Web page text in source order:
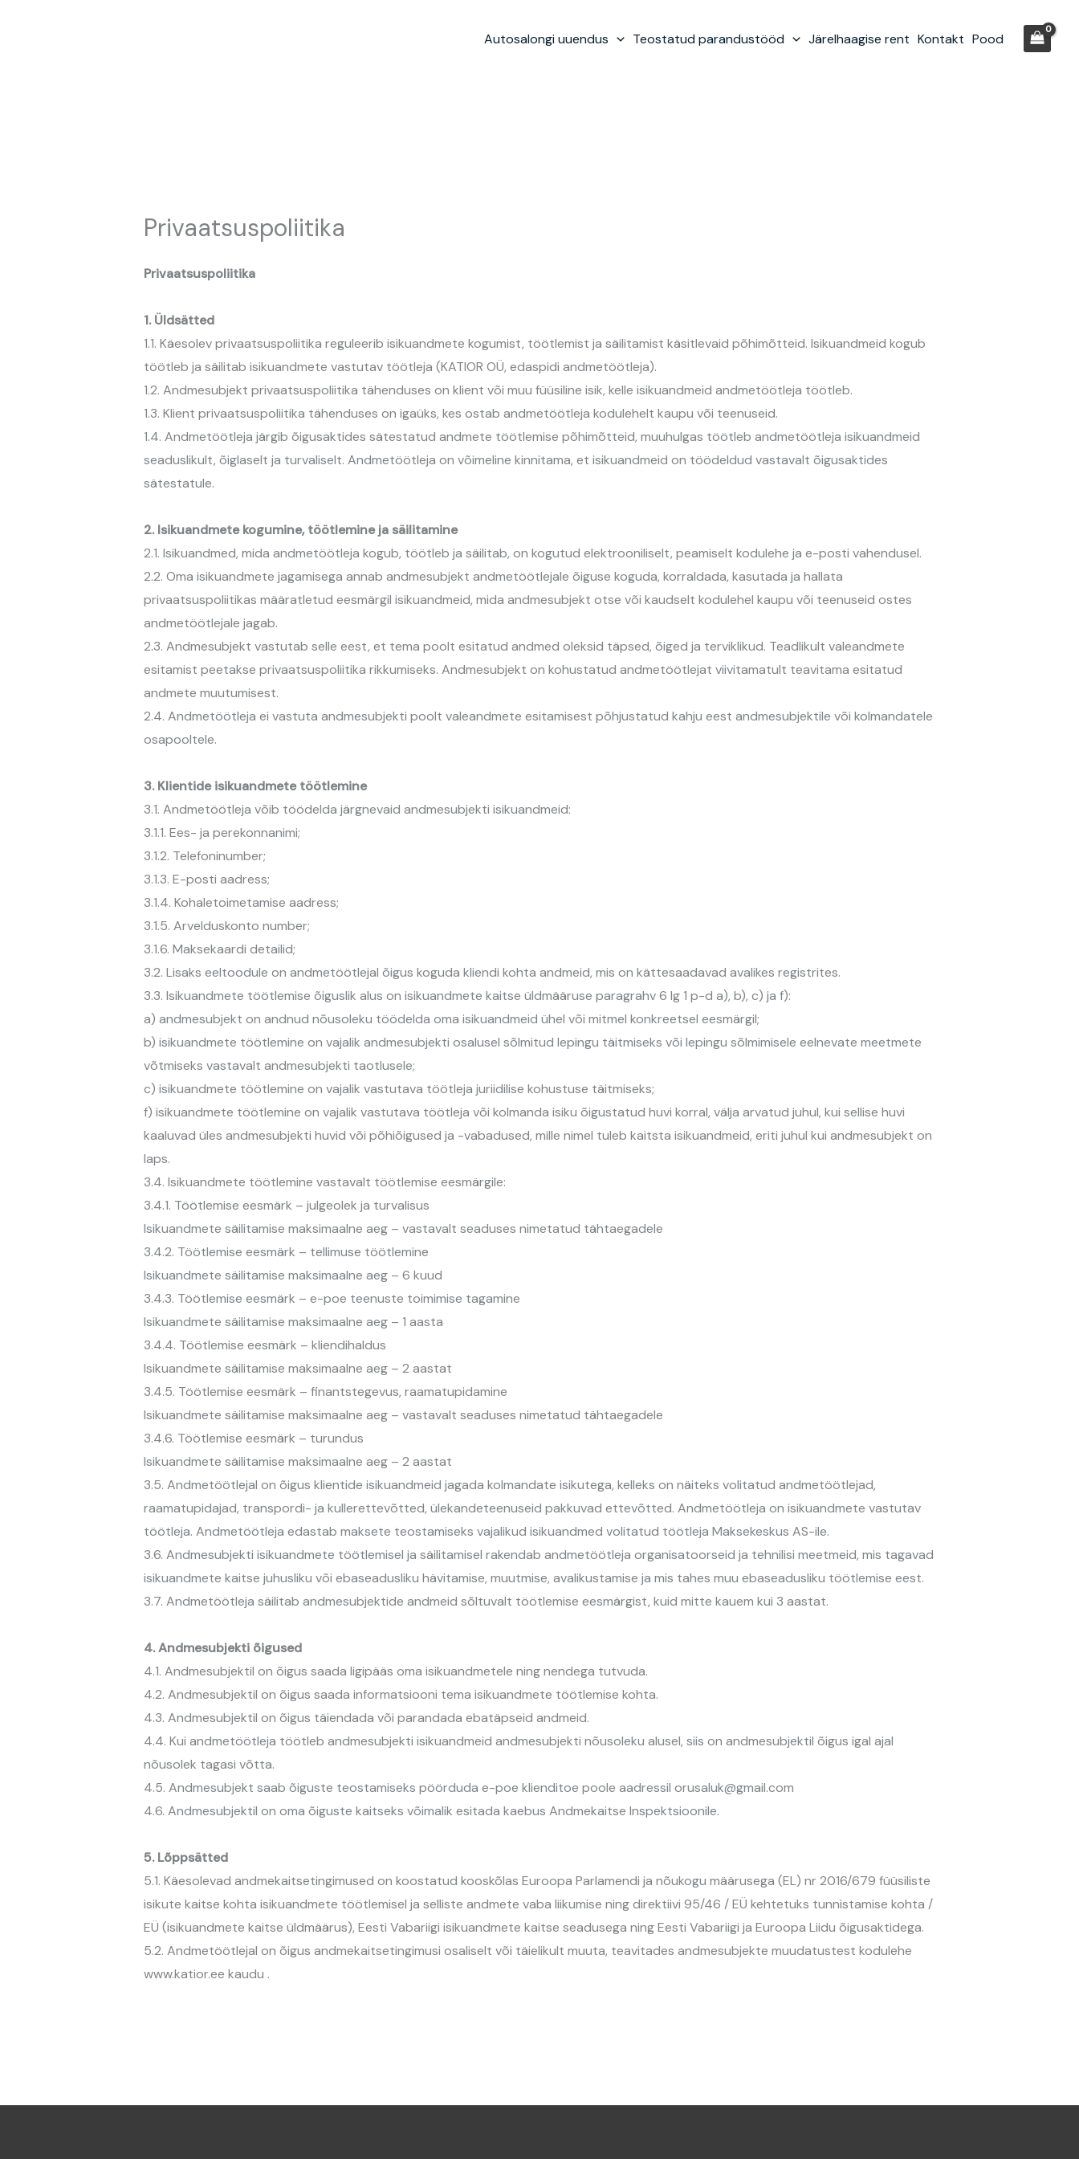
Autosalongi uuendus Teostatud parandustööd Järelhaagise rent Kontakt Pood
Privaatsuspoliitika
Privaatsuspoliitika
1. Üldsätted
1.1. Käesolev privaatsuspoliitika reguleerib isikuandmete kogumist, töötlemist ja säilitamist käsitlevaid põhimõtteid. Isikuandmeid kogub
töötleb ja säilitab isikuandmete vastutav töötleja (KATIOR OÜ, edaspidi andmetöötleja).
1.2. Andmesubjekt privaatsuspoliitika tähenduses on klient või muu füüsiline isik, kelle isikuandmeid andmetöötleja töötleb.
1.3. Klient privaatsuspoliitika tähenduses on igaüks, kes ostab andmetöötleja kodulehelt kaupu või teenuseid.
1.4. Andmetöötleja järgib õigusaktides sätestatud andmete töötlemise põhimõtteid, muuhulgas töötleb andmetöötleja isikuandmeid
seaduslikult, õiglaselt ja turvaliselt. Andmetöötleja on võimeline kinnitama, et isikuandmeid on töödeldud vastavalt õigusaktides
sätestatule.
2. Isikuandmete kogumine, töötlemine ja säilitamine
2.1. Isikuandmed, mida andmetöötleja kogub, töötleb ja säilitab, on kogutud elektrooniliselt, peamiselt kodulehe ja e-posti vahendusel.
2.2. Oma isikuandmete jagamisega annab andmesubjekt andmetöötlejale õiguse koguda, korraldada, kasutada ja hallata
privaatsuspoliitikas määratletud eesmärgil isikuandmeid, mida andmesubjekt otse või kaudselt kodulehel kaupu või teenuseid ostes
andmetöötlejale jagab.
2.3. Andmesubjekt vastutab selle eest, et tema poolt esitatud andmed oleksid täpsed, õiged ja terviklikud. Teadlikult valeandmete
esitamist peetakse privaatsuspoliitika rikkumiseks. Andmesubjekt on kohustatud andmetöötlejat viivitamatult teavitama esitatud
andmete muutumisest.
2.4. Andmetöötleja ei vastuta andmesubjekti poolt valeandmete esitamisest põhjustatud kahju eest andmesubjektile või kolmandatele
osapooltele.
3. Klientide isikuandmete töötlemine
3.1. Andmetöötleja võib töödelda järgnevaid andmesubjekti isikuandmeid:
3.1.1. Ees- ja perekonnanimi;
3.1.2. Telefoninumber;
3.1.3. E-posti aadress;
3.1.4. Kohaletoimetamise aadress;
3.1.5. Arvelduskonto number;
3.1.6. Maksekaardi detailid;
3.2. Lisaks eeltoodule on andmetöötlejal õigus koguda kliendi kohta andmeid, mis on kättesaadavad avalikes registrites.
3.3. Isikuandmete töötlemise õiguslik alus on isikuandmete kaitse üldmääruse paragrahv 6 lg 1 p-d a), b), c) ja f):
a) andmesubjekt on andnud nõusoleku töödelda oma isikuandmeid ühel või mitmel konkreetsel eesmärgil;
b) isikuandmete töötlemine on vajalik andmesubjekti osalusel sõlmitud lepingu täitmiseks või lepingu sõlmimisele eelnevate meetmete
võtmiseks vastavalt andmesubjekti taotlusele;
c) isikuandmete töötlemine on vajalik vastutava töötleja juriidilise kohustuse täitmiseks;
f) isikuandmete töötlemine on vajalik vastutava töötleja või kolmanda isiku õigustatud huvi korral, välja arvatud juhul, kui sellise huvi
kaaluvad üles andmesubjekti huvid või põhiõigused ja -vabadused, mille nimel tuleb kaitsta isikuandmeid, eriti juhul kui andmesubjekt on
laps.
3.4. Isikuandmete töötlemine vastavalt töötlemise eesmärgile:
3.4.1. Töötlemise eesmärk – julgeolek ja turvalisus
Isikuandmete säilitamise maksimaalne aeg – vastavalt seaduses nimetatud tähtaegadele
3.4.2. Töötlemise eesmärk – tellimuse töötlemine
Isikuandmete säilitamise maksimaalne aeg – 6 kuud
3.4.3. Töötlemise eesmärk – e-poe teenuste toimimise tagamine
Isikuandmete säilitamise maksimaalne aeg – 1 aasta
3.4.4. Töötlemise eesmärk – kliendihaldus
Isikuandmete säilitamise maksimaalne aeg – 2 aastat
3.4.5. Töötlemise eesmärk – finantstegevus, raamatupidamine
Isikuandmete säilitamise maksimaalne aeg – vastavalt seaduses nimetatud tähtaegadele
3.4.6. Töötlemise eesmärk – turundus
Isikuandmete säilitamise maksimaalne aeg – 2 aastat
3.5. Andmetöötlejal on õigus klientide isikuandmeid jagada kolmandate isikutega, kelleks on näiteks volitatud andmetöötlejad,
raamatupidajad, transpordi- ja kullerettevõtted, ülekandeteenuseid pakkuvad ettevõtted. Andmetöötleja on isikuandmete vastutav
töötleja. Andmetöötleja edastab maksete teostamiseks vajalikud isikuandmed volitatud töötleja Maksekeskus AS-ile.
3.6. Andmesubjekti isikuandmete töötlemisel ja säilitamisel rakendab andmetöötleja organisatoorseid ja tehnilisi meetmeid, mis tagavad
isikuandmete kaitse juhusliku või ebaseadusliku hävitamise, muutmise, avalikustamise ja mis tahes muu ebaseadusliku töötlemise eest.
3.7. Andmetöötleja säilitab andmesubjektide andmeid sõltuvalt töötlemise eesmärgist, kuid mitte kauem kui 3 aastat.
4. Andmesubjekti õigused
4.1. Andmesubjektil on õigus saada ligipääs oma isikuandmetele ning nendega tutvuda.
4.2. Andmesubjektil on õigus saada informatsiooni tema isikuandmete töötlemise kohta.
4.3. Andmesubjektil on õigus täiendada või parandada ebatäpseid andmeid.
4.4. Kui andmetöötleja töötleb andmesubjekti isikuandmeid andmesubjekti nõusoleku alusel, siis on andmesubjektil õigus igal ajal
nõusolek tagasi võtta.
4.5. Andmesubjekt saab õiguste teostamiseks pöörduda e-poe klienditoe poole aadressil orusaluk@gmail.com
4.6. Andmesubjektil on oma õiguste kaitseks võimalik esitada kaebus Andmekaitse Inspektsioonile.
5. Lõppsätted
5.1. Käesolevad andmekaitsetingimused on koostatud kooskõlas Euroopa Parlamendi ja nõukogu määrusega (EL) nr 2016/679 füüsiliste
isikute kaitse kohta isikuandmete töötlemisel ja selliste andmete vaba liikumise ning direktiivi 95/46 / EÜ kehtetuks tunnistamise kohta /
EÜ (isikuandmete kaitse üldmäärus), Eesti Vabariigi isikuandmete kaitse seadusega ning Eesti Vabariigi ja Euroopa Liidu õigusaktidega.
5.2. Andmetöötlejal on õigus andmekaitsetingimusi osaliselt või täielikult muuta, teavitades andmesubjekte muudatustest kodulehe
www.katior.ee kaudu .